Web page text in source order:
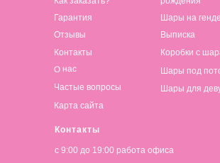
Контакты
Гарантия
Отзывы
Контакты
О нас
Частые вопросы
Карта сайта
Шары на
Выписка
Коробки с
Шары под
Шары для
с 9:00 до 19:00 работа офиса